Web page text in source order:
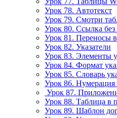
Урок 78. Автотекст
Урок 79. Смотри
Урок 80. Ссылка без
Урок 81. Переносы в
Урок 82. Указатели
Урок 83. Элементы
Урок 84. Формат
Урок 85. Словарь
Урок 86. Нумерация
Урок 87.
Урок 88. Таблица в
Урок 89. Шаблон